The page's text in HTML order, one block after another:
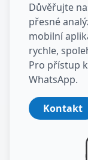
Důvěřujte
přesné
mobilní
rychle,
Pro přístup
WhatsApp.
Kontakt